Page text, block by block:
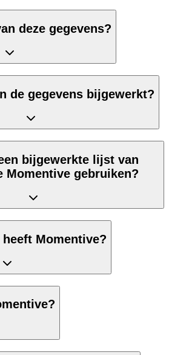
deze gegevens?
de gegevens bijgewerkt?
bijgewerkte lijst van
Momentive gebruiken?
Momentive?